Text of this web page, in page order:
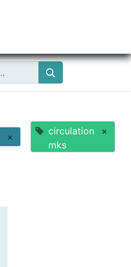
×
circulation
mks
×